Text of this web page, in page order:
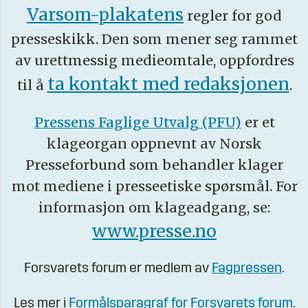
Varsom-plakatens regler for god
presseskikk. Den som mener seg rammet
av urettmessig medieomtale, oppfordres
til å ta kontakt med redaksjonen.
Pressens Faglige Utvalg (PFU) er et
klageorgan oppnevnt av Norsk
Presseforbund som behandler klager
mot mediene i presseetiske spørsmål. For
informasjon om klageadgang, se:
www.presse.no
Forsvarets forum er medlem av Fagpressen.
Les mer i Formålsparagraf for Forsvarets forum.